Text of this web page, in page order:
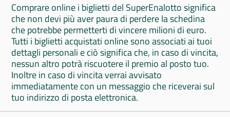
Comprare online i biglietti del SuperEnalotto significa
che non devi più aver paura di perdere la schedina
che potrebbe permetterti di vincere milioni di euro.
Tutti i biglietti acquistati online sono associati ai tuoi
dettagli personali e ciò significa che, in caso di vincita,
nessun altro potrà riscuotere il premio al posto tuo.
Inoltre in caso di vincita verrai avvisato
immediatamente con un messaggio che riceverai sul
tuo indirizzo di posta elettronica.